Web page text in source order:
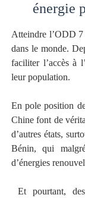
énergie
Atteindre l’ODD 7
dans le monde.
faciliter l’accès à
leur population.
En pole position
Chine font de
d’autres états,
Bénin, qui
d’énergies
Et pourtant,